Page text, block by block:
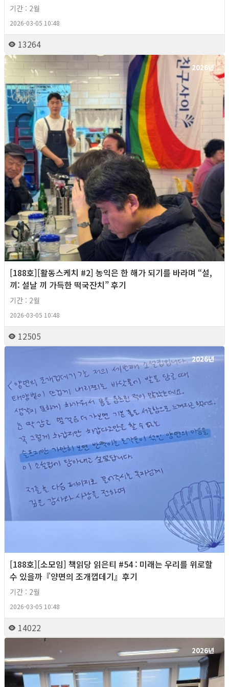
기간 : 2월
2026-03-05 10:48
13264
2026년
[188호][활동스케치 #2] 농익은 한 해가 되기를 바라며 “설,
끼: 설날 끼 가득한 떡국잔치” 후기
기간 : 2월
2026-03-05 10:48
12505
2026년
[188호][소모임] 책읽당 읽은티 #54 : 미래는 우리를 위로할
수 있을까『양면의 조개껍데기』후기
기간 : 2월
2026-03-05 10:48
14022
2026년